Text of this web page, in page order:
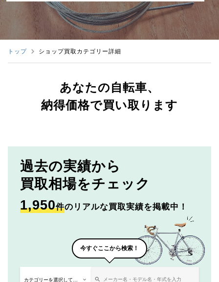
トップ ショップ買取カテゴリー詳細
あなたの自転車、
納得価格で買い取ります
過去の実績から
買取相場をチェック
1,950件のリアルな買取実績を掲載中！
今すぐここから検索！